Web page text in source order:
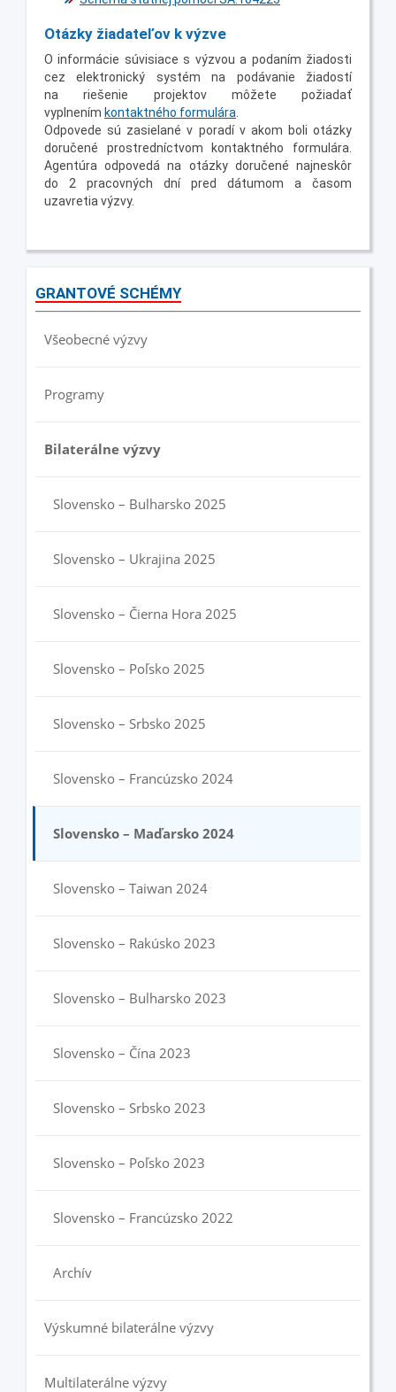
Otázky žiadateľov k výzve
O informácie súvisiace s výzvou a podaním žiadosti
cez elektronický systém na podávanie žiadostí
na riešenie projektov môžete požiadať
vyplnením kontaktného formulára
Odpovede sú zasielané v poradí v akom boli otázky
doručené prostredníctvom kontaktného formulára.
Agentúra odpovedá na otázky doručené najneskôr
do 2 pracovných dní pred dátumom a časom
uzavretia výzvy.
GRANTOVÉ SCHÉMY
Všeobecné výzvy
Programy
Bilaterálne výzvy
Slovensko – Bulharsko 2025
Slovensko – Ukrajina 2025
Slovensko – Čierna Hora 2025
Slovensko – Poľsko 2025
Slovensko – Srbsko 2025
Slovensko – Francúzsko 2024
Slovensko – Maďarsko 2024
Slovensko – Taiwan 2024
Slovensko – Rakúsko 2023
Slovensko – Bulharsko 2023
Slovensko – Čína 2023
Slovensko – Srbsko 2023
Slovensko – Poľsko 2023
Slovensko – Francúzsko 2022
Archív
Výskumné bilaterálne výzvy
Multilaterálne výzvy